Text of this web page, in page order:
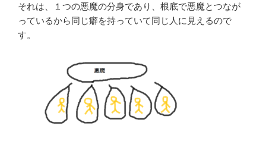
それは、１つの悪魔の分身であり、根底で悪魔とつなが
っているから同じ癖を持っていて同じ人に見えるので
す。